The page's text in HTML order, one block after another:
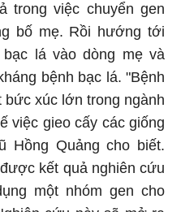
trong việc chuyển gen
bố mẹ. Rồi hướng tới
lá vào dòng mẹ và
bệnh bạc lá. "Bệnh
bức xúc lớn trong ngành
việc gieo cấy các giống
Hồng Quảng cho biết.
kết quả nghiên cứu
một nhóm gen cho